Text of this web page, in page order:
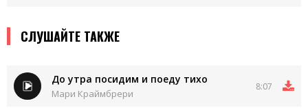
СЛУШАЙТЕ ТАКЖЕ
До утра посидим и поеду тихо
Мари Краймбрери
8:07